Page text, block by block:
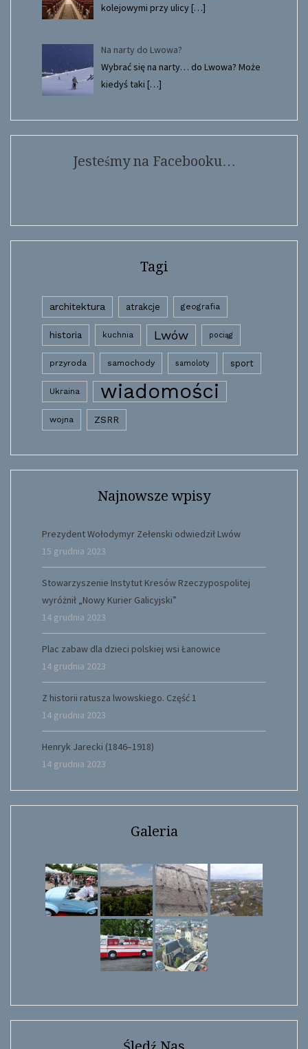
kolejowymi przy ulicy[…]
Na narty do Lwowa?
Wybrać się na narty… do Lwowa? Może
kiedyś taki […]
Jesteśmy na Facebooku…
Tagi
architektura atrakcje geografia
historia kuchnia Lwów pociąg
przyroda samochody samoloty sport
Ukraina wiadomości
wojna ZSRR
Najnowsze wpisy
Prezydent Wołodymyr Zełenski odwiedził Lwów
15 grudnia 2023
Stowarzyszenie Instytut Kresów Rzeczypospolitej
wyróżnił „Nowy Kurier Galicyjski”
14 grudnia 2023
Plac zabaw dla dzieci polskiej wsi Łanowice
14 grudnia 2023
Z historii ratusza lwowskiego. Część 1
14 grudnia 2023
Henryk Jarecki (1846–1918)
14 grudnia 2023
Galeria